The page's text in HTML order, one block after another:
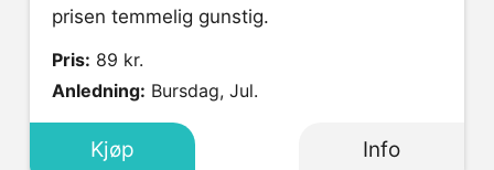
prisen temmelig gunstig.
Pris: 89 kr.
Anledning: Bursdag, Jul.
Info
Kjøp